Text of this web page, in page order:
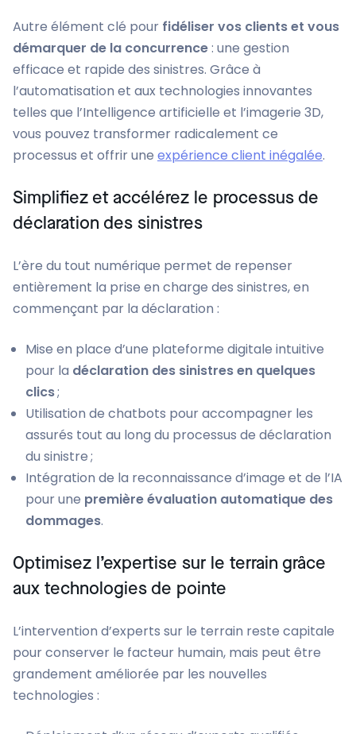
Autre élément clé pour fidéliser vos clients et vous
démarquer de la concurrence: une gestion
efficace et rapide des sinistres. Grâce à
l’automatisation et aux technologies innovantes
telles que l’Intelligence artificielle et l’imagerie 3D,
vous pouvez transformer radicalement ce
processus et offrir une expérience client inégalée.
Simplifiez et accélérez le processus de
déclaration des sinistres
L’ère du tout numérique permet de repenser
entièrement la prise en charge des sinistres, en
commençant par la déclaration :
Mise en place d’une plateforme digitale intuitive
pour la déclaration des sinistres en quelques
clics;
Utilisation de chatbots pour accompagner les
assurés tout au long du processus de déclaration
du sinistre ;
Intégration de la reconnaissance d’image et de l’IA
pour une première évaluation automatique des
dommages.
Optimisez l’expertise sur le terrain grâce
aux technologies de pointe
L’intervention d’experts sur le terrain reste capitale
pour conserver le facteur humain, mais peut être
grandement améliorée par les nouvelles
technologies :